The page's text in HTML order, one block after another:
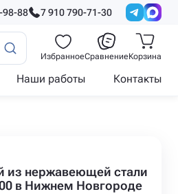
98-88 7 910 790-71-30
ИзбранноеСравнениеКорзина
Наши работы Контакты
из нержавеющей стали
в Нижнем Новгороде